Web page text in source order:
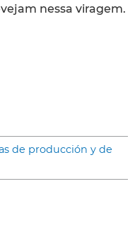
nessa viragem.
de producción y de